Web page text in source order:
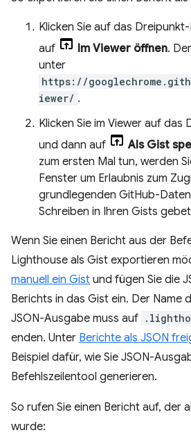
Klicken Sie auf das
auf
Im Viewer öffnen.
unter
https://
iewer/ .
Klicken Sie im Viewer auf das
und dann auf Als Gist
zum ersten Mal tun, werden
Fenster um Erlaubnis zum
grundlegenden GitHub-
Schreiben in Ihren Gists
Wenn Sie einen Bericht aus der
Lighthouse als Gist exportieren
manuell ein Gist und fügen Sie die
Berichts in das Gist ein. Der Name
JSON-Ausgabe muss auf
enden. Unter Berichte als JSON
Beispiel dafür, wie Sie JSON-
Befehlszeilentool generieren.
So rufen Sie einen Bericht auf, der
wurde: